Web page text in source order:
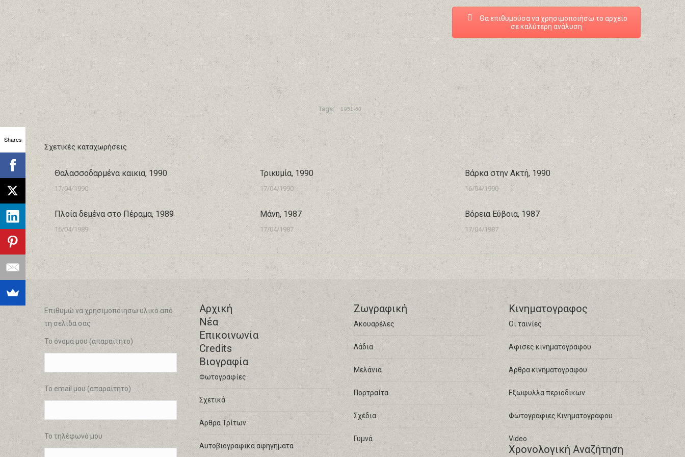
Θα επιθυμούσα να χρησιμοποιήσω το αρχείο
σε καλύτερη ανάλυση
Tags: 1951-60
Σχετικές καταχωρήσεις
Θαλασσοδαρμένα καικια, 1990
17/04/1990
Τρικυμία, 1990
17/04/1990
Βάρκα στην Ακτή, 1990
16/04/1990
Πλοία δεμένα στο Πέραμα, 1989
16/04/1989
Μάνη, 1987
17/04/1987
Βόρεια Εύβοια, 1987
17/04/1987
Επιθυμώ να χρησιμοποιησω υλικό από
τη σελίδα σας
Το όνομά μου (απαραίτητο)
Το email μου (απαραίτητο)
Το τηλέφωνό μου
Αρχική
Νέα
Επικοινωνία
Credits
Βιογραφία
Φωτογραφίες
Σχετικά
Άρθρα Τρίτων
Αυτοβιογραφικα αφηγηματα
Ζωγραφική
Ακουαρέλες
Λάδια
Μελάνια
Πορτραίτα
Σχέδια
Γυμνά
Κινηματογραφος
Οι ταινίες
Αφισες κινηματογραφου
Αρθρα κινηματογραφου
Εξωφυλλα περιοδικων
Φωτογραφιες Κινηματογραφου
Video
Χρονολογική Αναζήτηση
Shares